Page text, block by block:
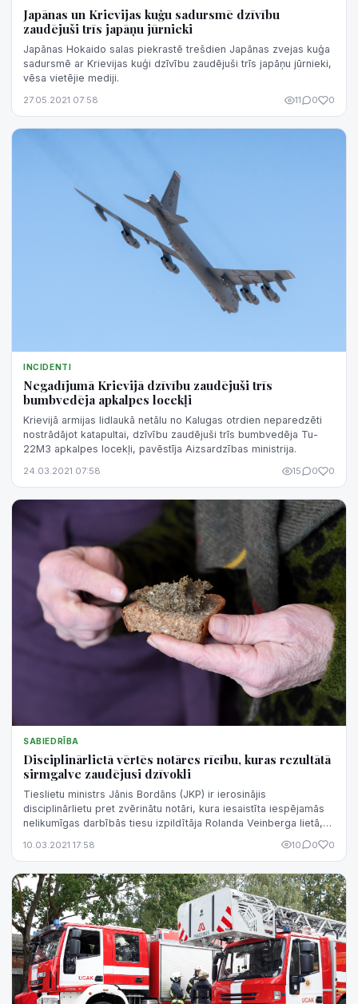
Japānas un Krievijas kuģu sadursmē dzīvību
zaudējuši trīs japāņu jūrnieki
Japānas Hokaido salas piekrastē trešdien Japānas zvejas kuģa
sadursmē ar Krievijas kuģi dzīvību zaudējuši trīs japāņu jūrnieki,
vēsa vietējie mediji.
27.05.2021 07:58 11 0 0
INCIDENTI
Negadījumā Krievijā dzīvību zaudējuši trīs
bumbvedēja apkalpes locekļi
Krievijā armijas lidlaukā netālu no Kalugas otrdien neparedzēti
nostrādājot katapultai, dzīvību zaudējuši trīs bumbvedēja Tu-
22M3 apkalpes locekļi, pavēstīja Aizsardzības ministrija.
24.03.2021 07:58 15 0 0
SABIEDRĪBA
Disciplinārlietā vērtēs notāres rīcību, kuras rezultātā
sirmgalve zaudējusi dzīvokli
Tieslietu ministrs Jānis Bordāns (JKP) ir ierosinājis
disciplinārlietu pret zvērinātu notāri, kura iesaistīta iespējamās
nelikumīgas darbībās tiesu izpildītāja Rolanda Veinberga lietā,
10.03.2021 17:58 10 0 0